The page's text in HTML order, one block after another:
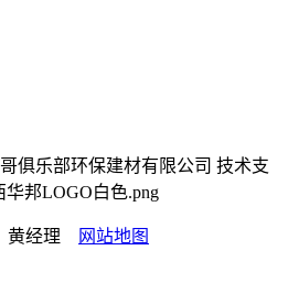
俱乐部环保建材有限公司 技术支
黄经理 网站地图